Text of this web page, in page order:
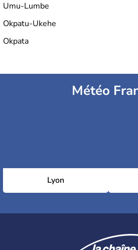
Umu-Lumbe
Okpatu-Ukehe
Okpata
Météo
Lyon